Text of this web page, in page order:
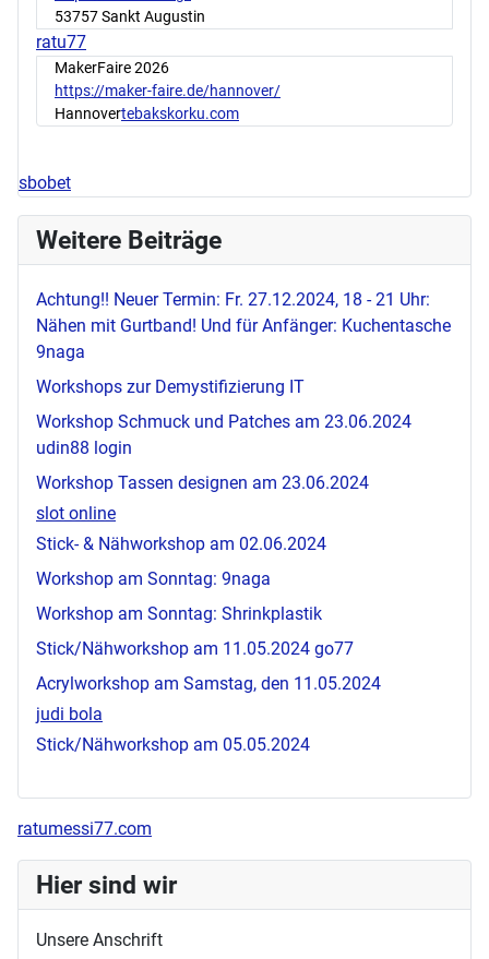
53757 Sankt Augustin
ratu77
MakerFaire 2026
https://maker-faire.de/hannover/
Hannovertebakskorku.com
sbobet
Weitere Beiträge
Achtung!! Neuer Termin: Fr. 27.12.2024, 18 - 21 Uhr:
Nähen mit Gurtband! Und für Anfänger: Kuchentasche
9naga
Workshops zur Demystifizierung IT
Workshop Schmuck und Patches am 23.06.2024
udin88 login
Workshop Tassen designen am 23.06.2024
slot online
Stick- & Nähworkshop am 02.06.2024
Workshop am Sonntag: 9naga
Workshop am Sonntag: Shrinkplastik
Stick/Nähworkshop am 11.05.2024 go77
Acrylworkshop am Samstag, den 11.05.2024
judi bola
Stick/Nähworkshop am 05.05.2024
ratumessi77.com
Hier sind wir
Unsere Anschrift